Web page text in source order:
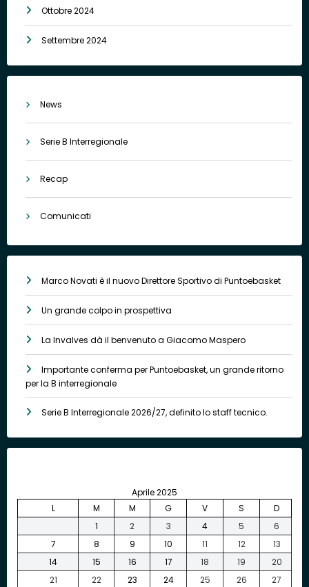
Ottobre 2024
Settembre 2024
News
Serie B Interregionale
Recap
Comunicati
Marco Novati è il nuovo Direttore Sportivo di Puntoebasket
Un grande colpo in prospettiva
La Invalves dà il benvenuto a Giacomo Maspero
Importante conferma per Puntoebasket, un grande ritorno
per la B interregionale
Serie B Interregionale 2026/27, definito lo staff tecnico.
Aprile 2025
L
M M G V S
D
1
2 3 4 5
6
7
8 9 10 11 12
13
14
15 16 17 18 19
20
21
22 23 24 25 26
27